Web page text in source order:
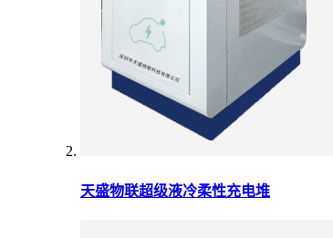
天盛物联超级液冷柔性充电堆